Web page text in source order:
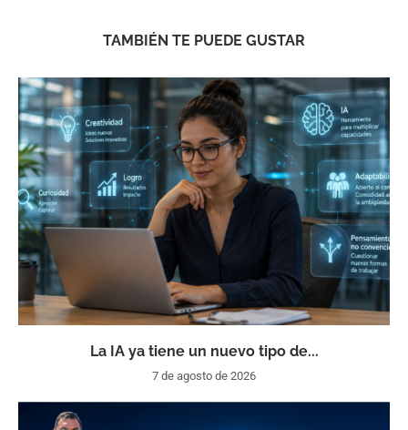
TAMBIÉN TE PUEDE GUSTAR
La IA ya tiene un nuevo tipo de...
7 de agosto de 2026